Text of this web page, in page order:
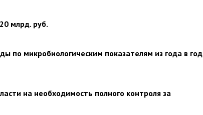
млрд. руб.
по микробиологическим показателям из года в год
на необходимость полного контроля за